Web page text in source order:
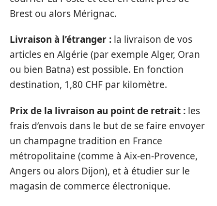
Brest ou alors Mérignac.
Livraison à l’étranger : la livraison de vos
articles en Algérie (par exemple Alger, Oran
ou bien Batna) est possible. En fonction
destination, 1,80 CHF par kilomètre.
Prix de la livraison au point de retrait : les
frais d’envois dans le but de se faire envoyer
un champagne tradition en France
métropolitaine (comme à Aix-en-Provence,
Angers ou alors Dijon), et à étudier sur le
magasin de commerce électronique.